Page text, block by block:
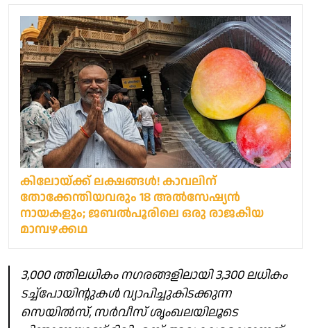
കിലോയ്ക്ക് ലക്ഷങ്ങള്‍! കാവലിന്
തോക്കേന്തിയവരും 18 അല്‍സേഷ്യന്‍
നായകളും; ജബല്‍പൂരിലെ ഒരു രാജകീയ
മാമ്പഴക്കഥ
3,000 ത്തിലധികം നഗരങ്ങളിലായി 3,300 ലധികം
ടച്ച്‌പോയിന്റുകൾ വ്യാപിച്ചുകിടക്കുന്ന
സെയിൽസ്, സർവീസ് ശൃംഖലയിലൂടെ